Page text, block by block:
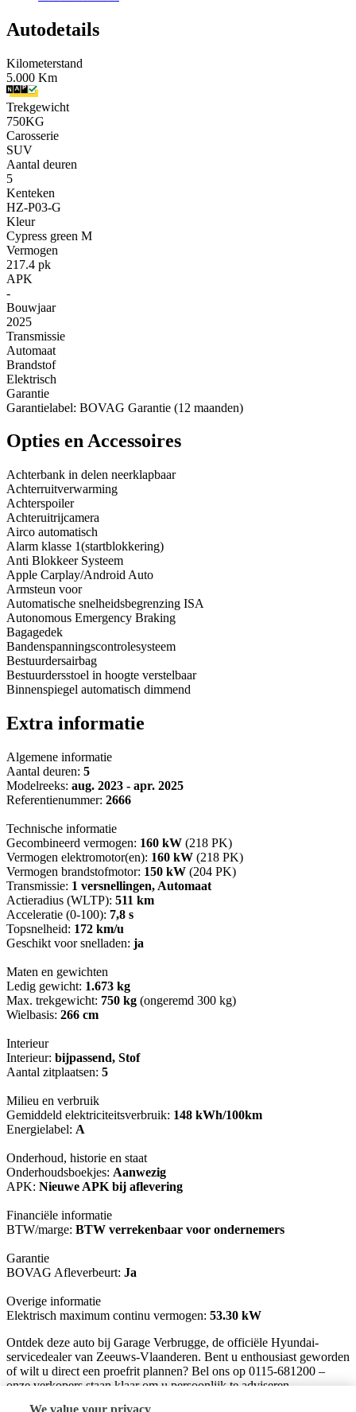
Autodetails
Kilometerstand
5.000 Km
Trekgewicht
750KG
Carosserie
SUV
Aantal deuren
5
Kenteken
HZ-P03-G
Kleur
Cypress green M
Vermogen
217.4 pk
APK
-
Bouwjaar
2025
Transmissie
Automaat
Brandstof
Elektrisch
Garantie
Garantielabel: BOVAG Garantie (12 maanden)
Opties en Accessoires
Achterbank in delen neerklapbaar
Achterruitverwarming
Achterspoiler
Achteruitrijcamera
Airco automatisch
Alarm klasse 1(startblokkering)
Anti Blokkeer Systeem
Apple Carplay/Android Auto
Armsteun voor
Automatische snelheidsbegrenzing ISA
Autonomous Emergency Braking
Bagagedek
Bandenspanningscontrolesysteem
Bestuurdersairbag
Bestuurdersstoel in hoogte verstelbaar
Binnenspiegel automatisch dimmend
Extra informatie
Algemene informatie
Aantal deuren: 5
Modelreeks: aug. 2023 - apr. 2025
Referentienummer: 2666
Technische informatie
Gecombineerd vermogen: 160 kW (218 PK)
Vermogen elektromotor(en): 160 kW (218 PK)
Vermogen brandstofmotor: 150 kW (204 PK)
Transmissie: 1 versnellingen, Automaat
Actieradius (WLTP): 511 km
Acceleratie (0-100): 7,8 s
Topsnelheid: 172 km/u
Geschikt voor snelladen: ja
Maten en gewichten
Ledig gewicht: 1.673 kg
Max. trekgewicht: 750 kg (ongeremd 300 kg)
Wielbasis: 266 cm
Interieur
Interieur: bijpassend, Stof
Aantal zitplaatsen: 5
Milieu en verbruik
Gemiddeld elektriciteitsverbruik: 148 kWh/100km
Energielabel: A
Onderhoud, historie en staat
Onderhoudsboekjes: Aanwezig
APK: Nieuwe APK bij aflevering
Financiële informatie
BTW/marge: BTW verrekenbaar voor ondernemers
Garantie
BOVAG Afleverbeurt: Ja
Overige informatie
Elektrisch maximum continu vermogen: 53.30 kW
Ontdek deze auto bij Garage Verbrugge, de officiële Hyundai-
servicedealer van Zeeuws-Vlaanderen. Bent u enthousiast geworden
of wilt u direct een proefrit plannen? Bel ons op 0115-681200 –
onze verkopers staan klaar om u persoonlijk te adviseren.
We value your privacy